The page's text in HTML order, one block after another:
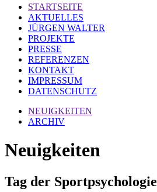
STARTSEITE
AKTUELLES
JÜRGEN WALTER
PROJEKTE
PRESSE
REFERENZEN
KONTAKT
IMPRESSUM
DATENSCHUTZ
NEUIGKEITEN
ARCHIV
Neuigkeiten
Tag der Sportpsychologie